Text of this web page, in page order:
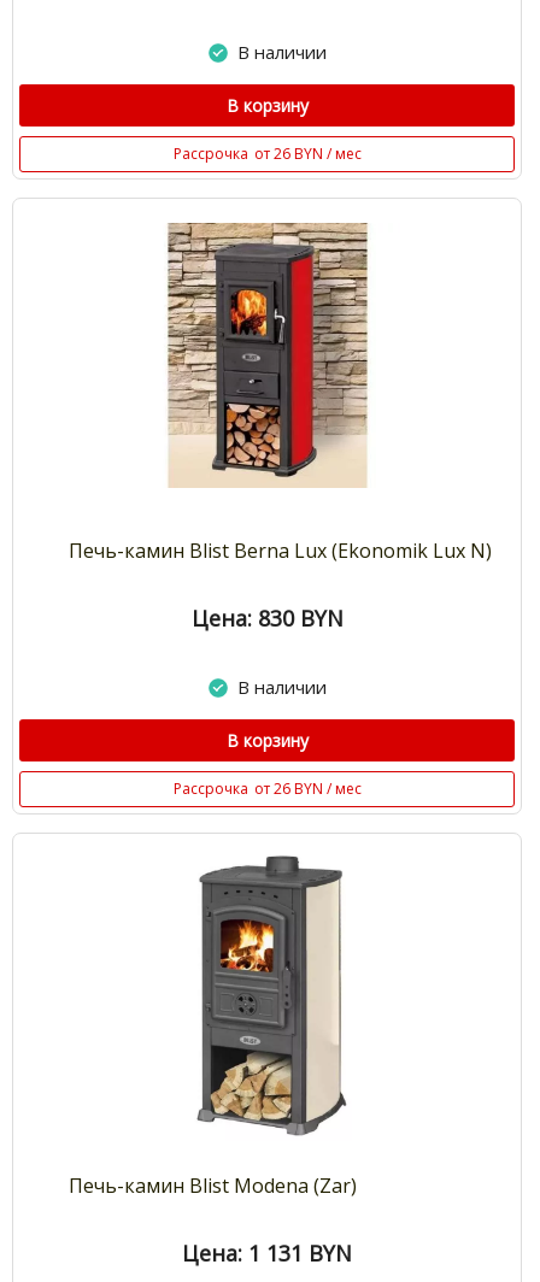
В наличии
В корзину
Рассрочка от 26 BYN / мес
Печь-камин Blist Berna Lux (Ekonomik Lux N)
Цена: 830 BYN
В наличии
В корзину
Рассрочка от 26 BYN / мес
Печь-камин Blist Modena (Zar)
Цена: 1 131 BYN